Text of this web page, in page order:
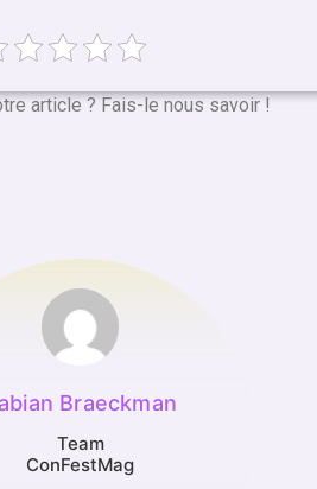
article ? Fais-le nous savoir !
Braeckman
Team
ConFestMag